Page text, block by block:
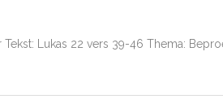
Lukas 22 vers 39-46 Thema: